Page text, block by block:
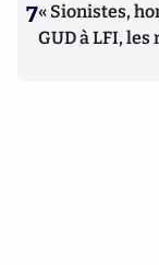
7« Sionistes,
GUD à LFI,